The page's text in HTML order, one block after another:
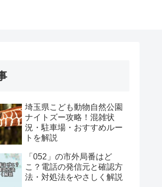
埼玉県こども動物自然公園
ナイトズー攻略！混雑状
況・駐車場・おすすめルー
トを解説
「052」の市外局番はど
こ？電話の発信元と確認方
法・対処法をやさしく解説